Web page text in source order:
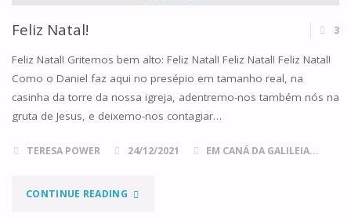
Feliz Natal! 3
Feliz Natal! Gritemos bem alto: Feliz Natal! Feliz Natal! Feliz Natal!
Como o Daniel faz aqui no presépio em tamanho real, na
casinha da torre da nossa igreja, adentremo-nos também nós na
gruta de Jesus, e deixemo-nos contagiar…
TERESA POWER 24/12/2021 EM CANÁ DA GALILEIA...
CONTINUE READING"FELIZ